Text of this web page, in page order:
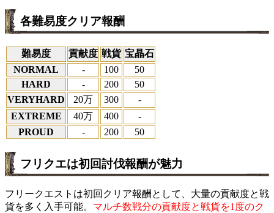
各難易度クリア報酬
難易度 貢献度 戦貨 宝晶石
NORMAL
- 100
50
HARD
- 200
50
VERYHARD
20万 300
-
EXTREME
40万 400
-
PROUD
- 200 50
フリクエは初回討伐報酬が魅力
フリークエストは初回クリア報酬として、大量の貢献度と戦
貨を多く入手可能。 マルチ数戦分の貢献度と戦貨を1度のク